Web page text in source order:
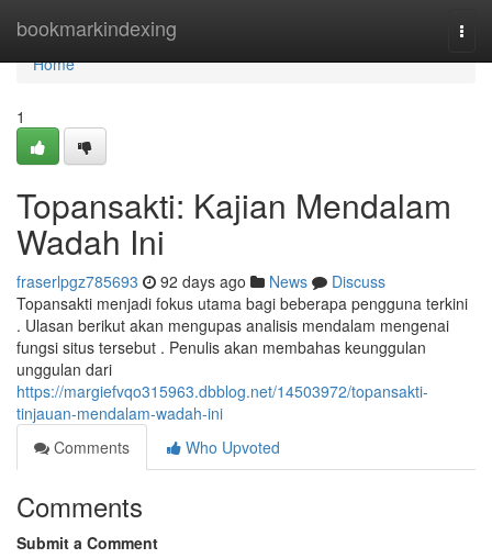
bookmarkindexing
Home
Home
1
Topansakti: Kajian Mendalam
Wadah Ini
fraserlpgz785693 92 days ago News
Discuss
Topansakti menjadi fokus utama bagi beberapa pengguna terkini
. Ulasan berikut akan mengupas analisis mendalam mengenai
fungsi situs tersebut . Penulis akan membahas keunggulan
unggulan dari
https://margiefvqo315963.dbblog.net/14503972/topansakti-
tinjauan-mendalam-wadah-ini
Comments
Who Upvoted
Comments
Submit a Comment